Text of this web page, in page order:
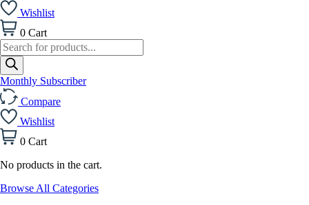
Wishlist
0 Cart
Products
search
Monthly Subscriber
Compare
Wishlist
0 Cart
No products in the cart.
Browse All Categories